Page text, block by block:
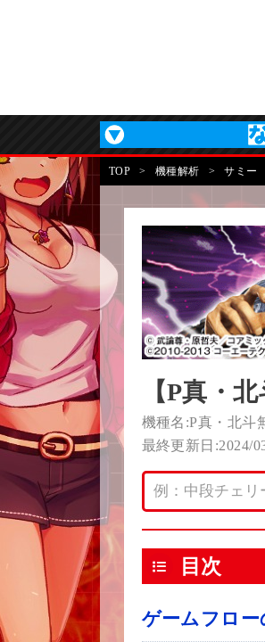
TOP > 機種解析 > サミー
【P真・
機種名:P真・北斗
最終更新日:2024/
目次
ゲームフロー